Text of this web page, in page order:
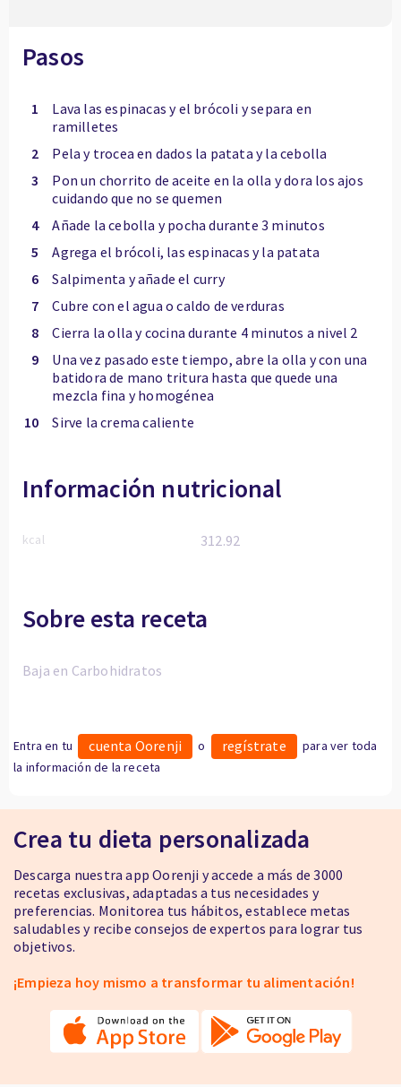
Pasos
1
Lava las espinacas y el brócoli y separa en
ramilletes
2
Pela y trocea en dados la patata y la cebolla
3
Pon un chorrito de aceite en la olla y dora los ajos
cuidando que no se quemen
4
Añade la cebolla y pocha durante 3 minutos
5
Agrega el brócoli, las espinacas y la patata
6
Salpimenta y añade el curry
7
Cubre con el agua o caldo de verduras
8
Cierra la olla y cocina durante 4 minutos a nivel 2
9
Una vez pasado este tiempo, abre la olla y con una
batidora de mano tritura hasta que quede una
mezcla fina y homogénea
10
Sirve la crema caliente
Información nutricional
kcal 312.92
Sobre esta receta
Baja en Carbohidratos
Entra en tu cuenta Oorenji o regístrate
para ver toda
la información de la receta
Crea tu dieta personalizada
Descarga nuestra app Oorenji y accede a más de 3000
recetas exclusivas, adaptadas a tus necesidades y
preferencias. Monitorea tus hábitos, establece metas
saludables y recibe consejos de expertos para lograr tus
objetivos.
¡Empieza hoy mismo a transformar tu alimentación!